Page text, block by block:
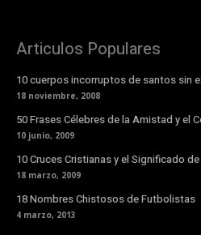
Articulos Populares
10 cuerpos incorruptos de santos sin
18 noviembre, 2008
50 Frases Célebres de la Amistad y el
10 junio, 2009
10 Cruces Cristianas y el Significado
18 marzo, 2009
18 Nombres Chistosos de Futbolistas
4 marzo, 2013